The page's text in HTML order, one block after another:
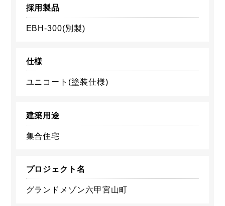
採用製品
EBH-300(別製)
仕様
ユニコート(塗装仕様)
建築用途
集合住宅
プロジェクト名
グランドメゾン六甲宮山町